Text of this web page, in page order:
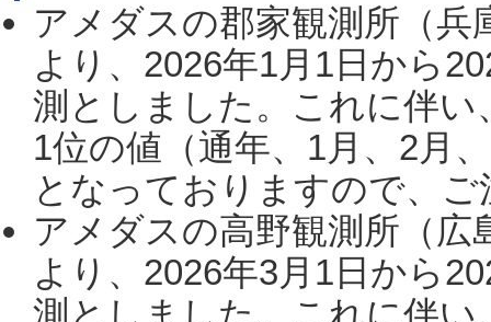
アメダスの郡家観測所（
より、2026年1月1日から
測としました。これに伴い
1位の値（通年、1月、2月
となっておりますので、
アメダスの高野観測所（
より、2026年3月1日から
測としました。これに伴い